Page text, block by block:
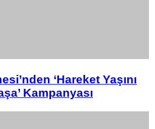
‘Hareket Yaşını
Kampanyası